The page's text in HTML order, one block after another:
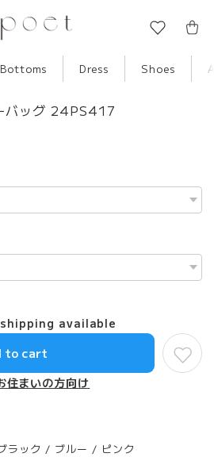
Bottoms Dress Shoes
バッグ 24PS417
available
to cart
住まいの方向け
ラック / ブルー / ピンク